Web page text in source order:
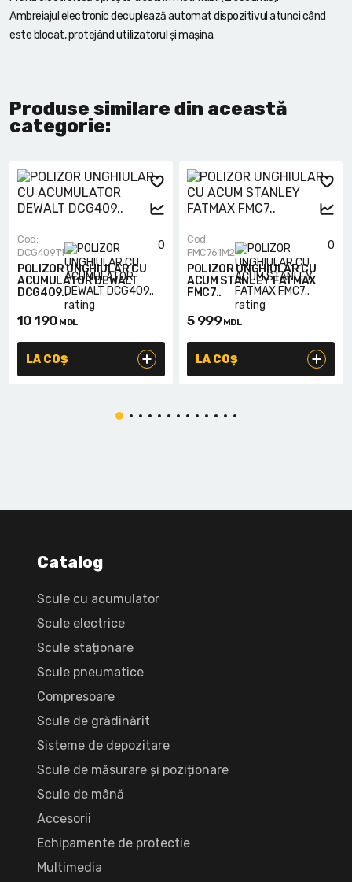
Ambreiajul electronic decuplează automat dispozitivul atunci când
este blocat, protejând utilizatorul și mașina.
Produse similare din această
categorie:
0
Cod:
DCG409T1
POLIZOR UNGHIULAR CU
ACUMULATOR DEWALT
DCG409..
10 190 MDL
LA COȘ
0
Cod:
FMC761M2
POLIZOR UNGHIULAR CU
ACUM STANLEY FATMAX
FMC7..
5 999 MDL
LA COȘ
Catalog
Scule cu acumulator
Scule electrice
Scule staționare
Scule pneumatice
Compresoare
Scule de grădinărit
Sisteme de depozitare
Scule de măsurare și poziționare
Scule de mână
Accesorii
Echipamente de protectie
Multimedia